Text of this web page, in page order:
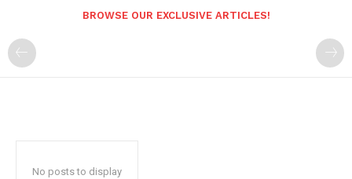
BROWSE OUR EXCLUSIVE ARTICLES!
No posts to display